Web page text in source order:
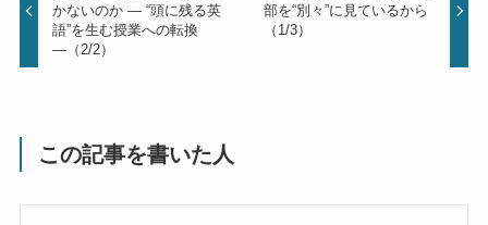
かないのか ― “頭に残る英
語”を生む授業への転換
―（2/2）
部を“別々”に見ているから
（1/3）
この記事を書いた人